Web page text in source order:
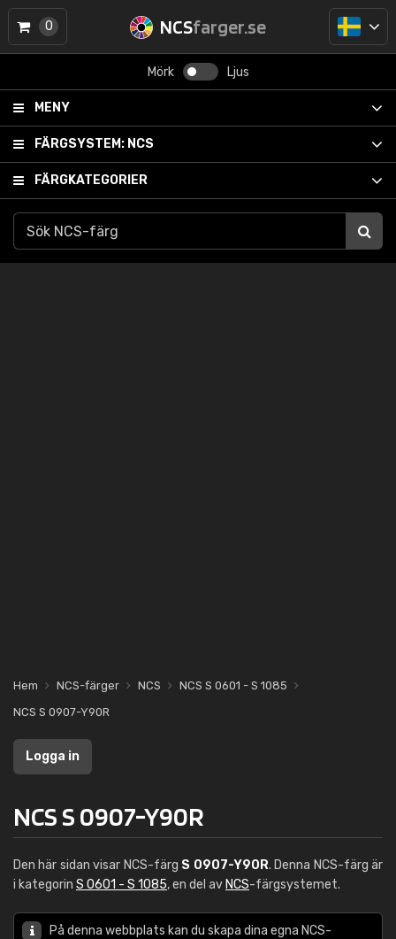
NCSfarger.se
Mörk Ljus
MENY
FÄRGSYSTEM: NCS
FÄRGKATEGORIER
0
Hem NCS-färger NCS
NCS S 0601 - S 1085
NCS S 0907-Y90R
Logga in
NCS S 0907-Y90R
Den här sidan visar NCS-färg S 0907-Y90R. Denna NCS-färg är
i kategorin S 0601 - S 1085, en del av NCS-färgsystemet.
På denna webbplats kan du skapa dina egna NCS-